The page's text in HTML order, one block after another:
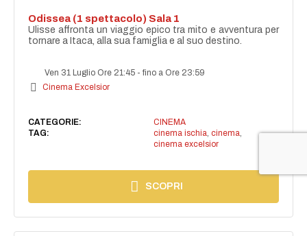
Odissea (1 spettacolo) Sala 1
Ulisse affronta un viaggio epico tra mito e avventura per
tornare a Itaca, alla sua famiglia e al suo destino.
Ven 31 Luglio Ore 21:45 -fino a Ore 23:59
Cinema Excelsior
CATEGORIE:
CINEMA
TAG:
cinema ischia, cinema,
cinema excelsior
SCOPRI